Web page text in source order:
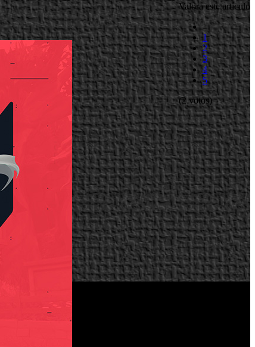
Valora este artículo
1
2
3
4
5
(2 votos)